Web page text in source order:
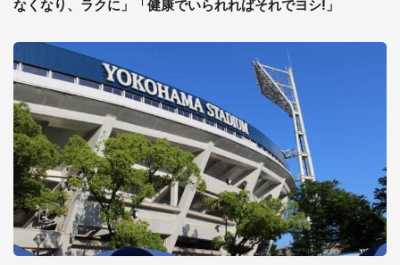
なくなり、ラクに」「健康でいられればそれでヨシ!」